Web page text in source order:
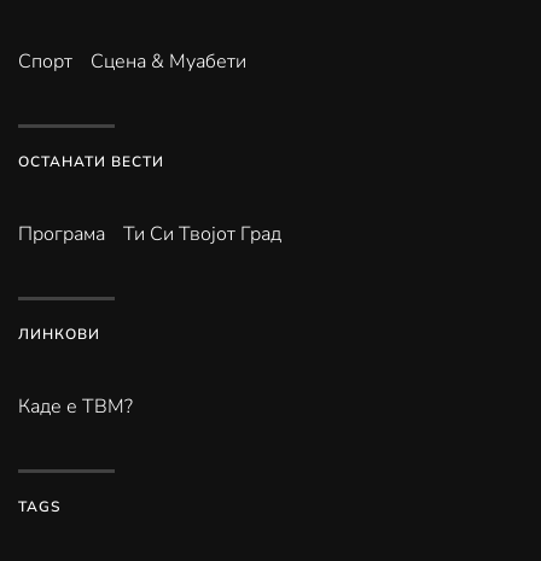
Спорт Сцена & Муабети
ОСТАНАТИ ВЕСТИ
Програма Ти Си Твојот Град
ЛИНКОВИ
Каде е ТВМ?
TAGS